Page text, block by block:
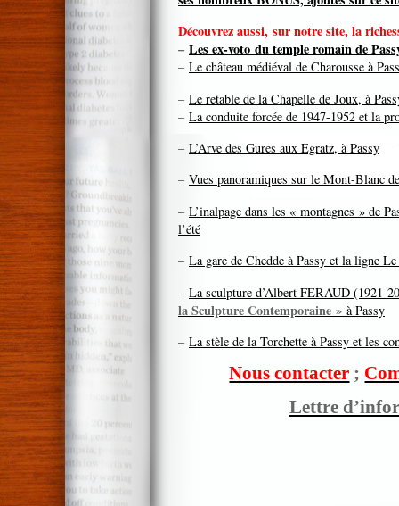
Découvrez aussi, sur notre site, la
– Les ex-voto du temple romain de
– Le château médiéval de Charousse à
– Le retable de la Chapelle de Joux, à
– La conduite forcée de 1947-1952 et la
– L’Arve des Gures aux Egratz, à Passy
– Vues panoramiques sur le Mont-Blanc
– L’inalpage dans les « montagnes » de
l’été
– La gare de Chedde à Passy et la ligne
– La sculpture d’Albert FERAUD (1921-
la Sculpture Contemporaine » à Passy
– La stèle de la Torchette à Passy et les
Nous contacter ;
Lettre